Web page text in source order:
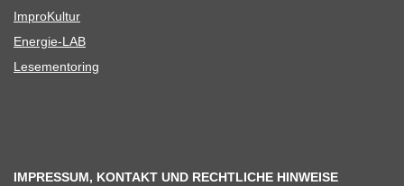
Impro­Kul­tur
Ener­­gie-LAB
Lese­men­to­ring
IMPRESSUM, KONTAKT UND RECHTLICHE HINWEISE